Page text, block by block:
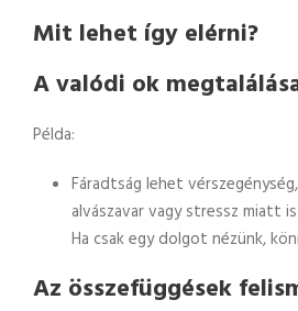
Mit lehet így elérni?
A valódi ok
Példa:
Fáradtság lehet
alvászavar vagy stressz miatt is.
Ha csak egy dolgot nézünk,
Az összefüggések